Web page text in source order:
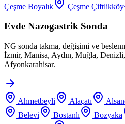
Çeşme Boyalık
Çeşme Çiftlikköy
Evde Nazogastrik Sonda
NG sonda takma, değişimi ve
İzmir, Manisa, Aydın, Muğla,
Afyonkarahisar.
Ahmetbeyli Alaçatı
Belevi
Bostanlı Bozyaka